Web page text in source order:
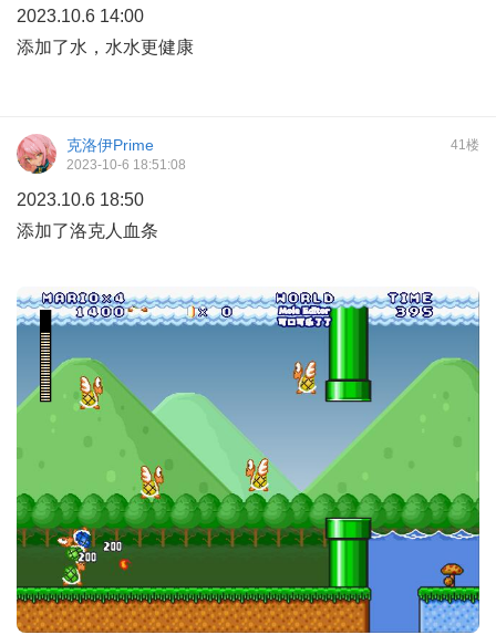
2023.10.6 14:00
添加了水，水水更健康
41楼
克洛伊Prime
2023-10-6 18:51:08
2023.10.6 18:50
添加了洛克人血条